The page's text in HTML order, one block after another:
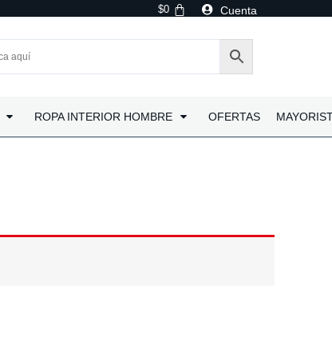
$0 Cuenta
ROPA INTERIOR HOMBRE OFERTAS